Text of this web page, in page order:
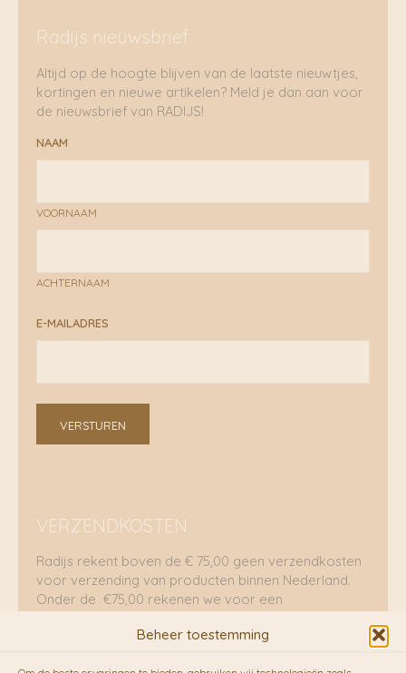
Beheer toestemming
Radijs nieuwsbrief
Altijd op de hoogte blijven van de laatste nieuwtjes,
kortingen en nieuwe artikelen? Meld je dan aan voor
de nieuwsbrief van RADIJS!
NAAM
VOORNAAM
ACHTERNAAM
E-MAILADRES
VERSTUREN
VERZENDKOSTEN
Radijs rekent boven de € 75,00 geen verzendkosten
voor verzending van producten binnen Nederland.
Onder de €75,00 rekenen we voor een